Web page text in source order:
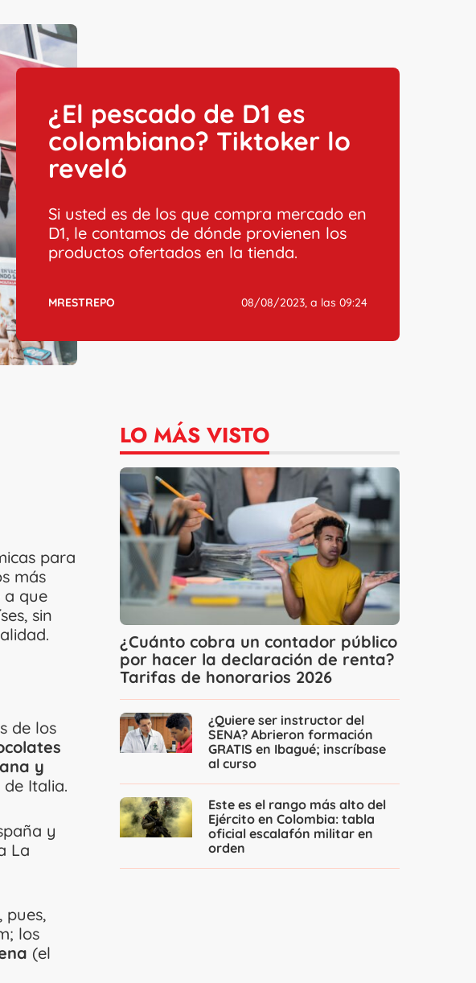
¿El pescado de D1 es
colombiano? Tiktoker lo
reveló
Si usted es de los que compra mercado en
D1, le contamos de dónde provienen los
productos ofertados en la tienda.
MRESTREPO 08/08/2023, a las 09:24
para
más
a que
sin
de los
y
Italia.
y
La
pues,
los
(el
LO MÁS VISTO
¿Cuánto cobra un contador público
por hacer la declaración de renta?
Tarifas de honorarios 2026
¿Quiere ser instructor del
SENA? Abrieron formación
GRATIS en Ibagué; inscríbase
al curso
Este es el rango más alto del
Ejército en Colombia: tabla
oficial escalafón militar en
orden